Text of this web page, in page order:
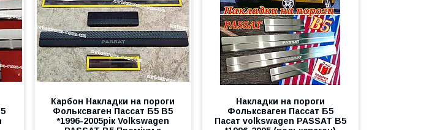
Карбон Накладки на пороги
Фольксваген Пассат Б5 В5
*1996-2005рік Volkswagen
Накладки на пороги
Фольксваген Пассат Б5
Пасат volkswagen PASSAT B5